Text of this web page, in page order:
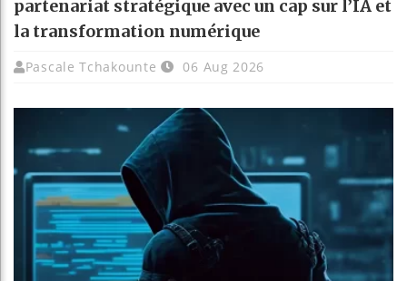
partenariat stratégique avec un cap sur l’IA et
la transformation numérique
Pascale Tchakounte 06 Aug 2026